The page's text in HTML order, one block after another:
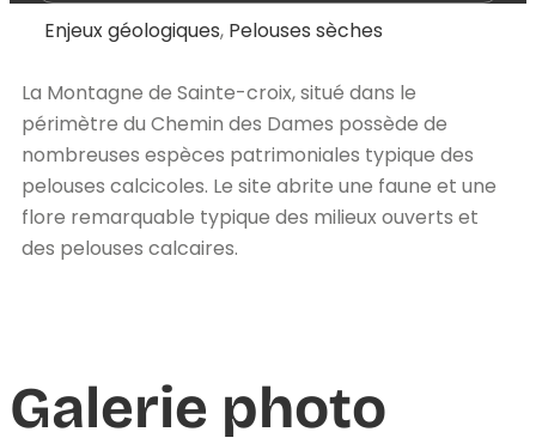
Enjeux géologiques, Pelouses sèches
La Montagne de Sainte-croix, situé dans le
périmètre du Chemin des Dames possède de
nombreuses espèces patrimoniales typique des
pelouses calcicoles. Le site abrite une faune et une
flore remarquable typique des milieux ouverts et
des pelouses calcaires.
Galerie photo